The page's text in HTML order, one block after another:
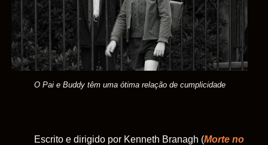
O Pai e Buddy têm uma ótima relação de cumplicidade
Escrito e dirigido por Kenneth Branagh (Morte no